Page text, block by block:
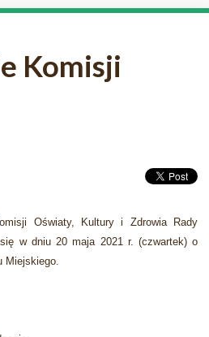
Komisji
Oświaty, Kultury i Zdrowia Rady
w dniu 20 maja 2021 r. (czwartek) o
Miejskiego.